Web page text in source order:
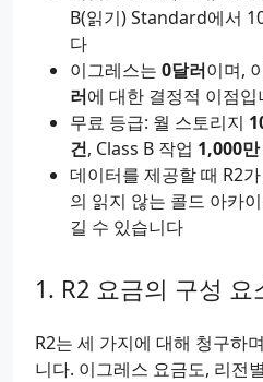
B(읽기) Standard에서
다
이그레스는 0달러이며,
러에 대한 결정적 이점입
무료 등급: 월 스토리지
건, Class B 작업 1,000만
데이터를 제공할 때 R2
의 읽지 않는 콜드 아카
길 수 있습니다
R2 요금의 구성 요
R2는 세 가지에 대해 청구하
니다. 이그레스 요금도, 리전